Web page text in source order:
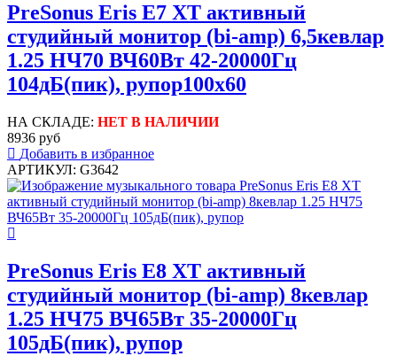
PreSonus Eris E7 XT активный
студийный монитор (bi-amp) 6,5кевлар
1.25 НЧ70 ВЧ60Вт 42-20000Гц
104дБ(пик), рупор100x60
НА СКЛАДЕ: НЕТ В НАЛИЧИИ
8936 руб
Добавить в избранное
АРТИКУЛ: G3642
PreSonus Eris E8 XT активный
студийный монитор (bi-amp) 8кевлар
1.25 НЧ75 ВЧ65Вт 35-20000Гц
105дБ(пик), рупор